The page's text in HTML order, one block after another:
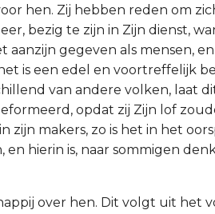
hen. Zij hebben reden om
bezig te zijn in Zijn dienst,
aanzijn gegeven als mensen,
is een edel en voortreffelijk
van andere volken, laat
opdat zij Zijn lof
zijn makers, zo is het in het
en hierin is, naar sommigen
over hen. Dit volgt uit het